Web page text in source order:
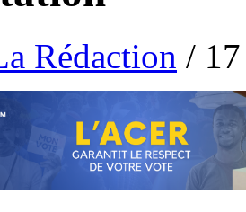
Rédaction /